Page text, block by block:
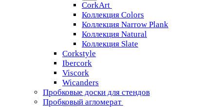
CorkArt
Коллекция Colors
Коллекция Narrow Plank
Коллекция Natural
Коллекция Slate
Corkstyle
Ibercork
Viscork
Wicanders
Пробковые доски для стендов
Пробковый агломерат